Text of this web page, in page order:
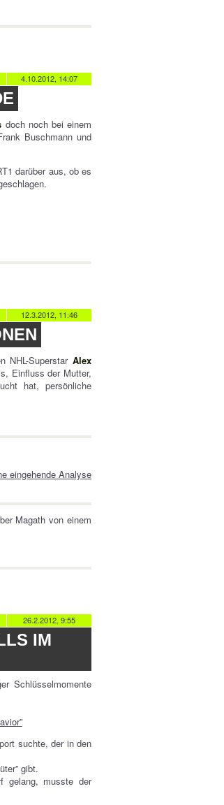
4.10.2012, 14:07
doch noch bei einem
Buschmann und
darüber aus, ob es
12.3.2012, 11:46
NHL-Superstar Alex
Einfluss der Mutter,
hat, persönliche
eingehende Analyse
Magath von einem
26.2.2012, 9:55
IM
Schlüsselmomente
suchte, der in den
gibt.
gelang, musste der